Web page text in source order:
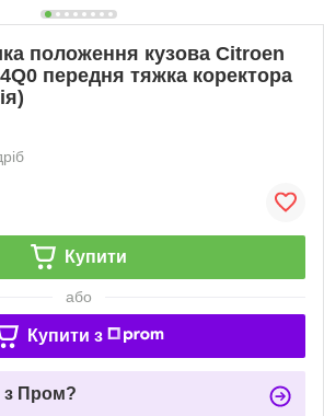
положення кузова Citroen
передня тяжка коректора
Купити
або
Купити з
з Пром?